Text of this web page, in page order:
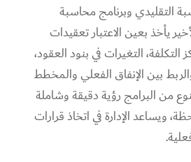
التقليدي وبرنامج محاسبة
يأخذ بعين الاعتبار تعقيدات
التغيرات في بنود العقود،
بين الإنفاق الفعلي والمخطط
من البرامج رؤية دقيقة وشاملة
ويساعد الإدارة في اتخاذ قرارات